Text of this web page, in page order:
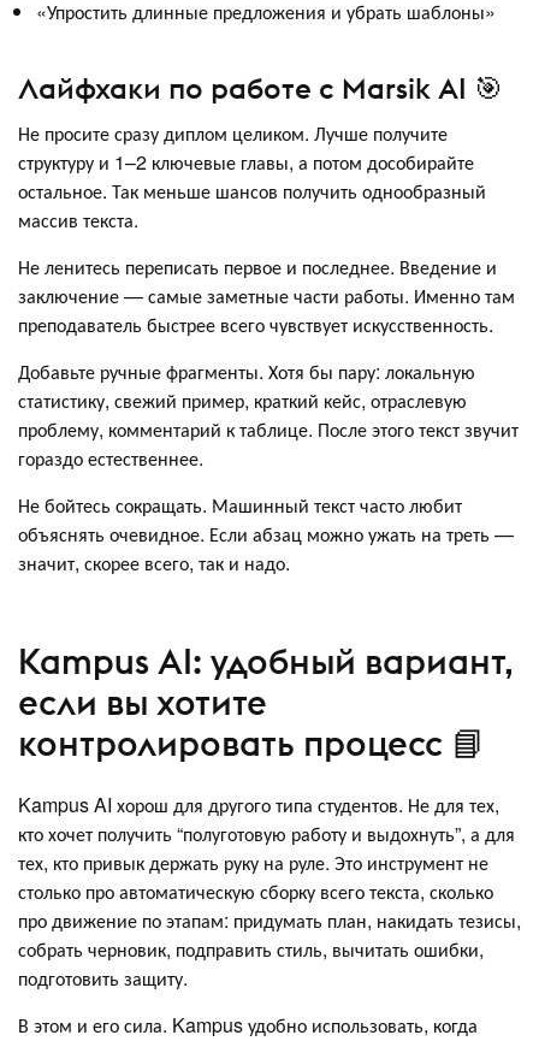
«Упростить длинные предложения и убрать шаблоны»
Лайфхаки по работе с Marsik AI 🎯
Не просите сразу диплом целиком. Лучше получите
структуру и 1–2 ключевые главы, а потом дособирайте
остальное. Так меньше шансов получить однообразный
массив текста.
Не ленитесь переписать первое и последнее. Введение и
заключение — самые заметные части работы. Именно там
преподаватель быстрее всего чувствует искусственность.
Добавьте ручные фрагменты. Хотя бы пару: локальную
статистику, свежий пример, краткий кейс, отраслевую
проблему, комментарий к таблице. После этого текст звучит
гораздо естественнее.
Не бойтесь сокращать. Машинный текст часто любит
объяснять очевидное. Если абзац можно ужать на треть —
значит, скорее всего, так и надо.
Kampus AI: удобный вариант,
если вы хотите
контролировать процесс 📘
Kampus AI хорош для другого типа студентов. Не для тех,
кто хочет получить “полуготовую работу и выдохнуть”, а для
тех, кто привык держать руку на руле. Это инструмент не
столько про автоматическую сборку всего текста, сколько
про движение по этапам: придумать план, накидать тезисы,
собрать черновик, подправить стиль, вычитать ошибки,
подготовить защиту.
В этом и его сила. Kampus удобно использовать, когда